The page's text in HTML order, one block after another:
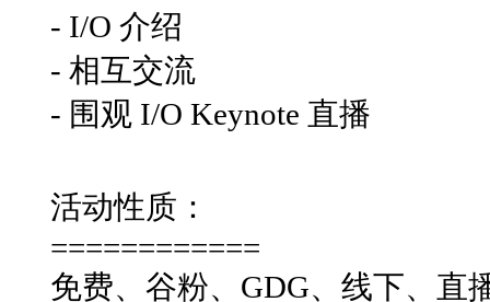
- I/O 介绍
- 相互交流
- 围观 I/O Keynote 直播
活动性质：
============
免费、谷粉、GDG、线下、直